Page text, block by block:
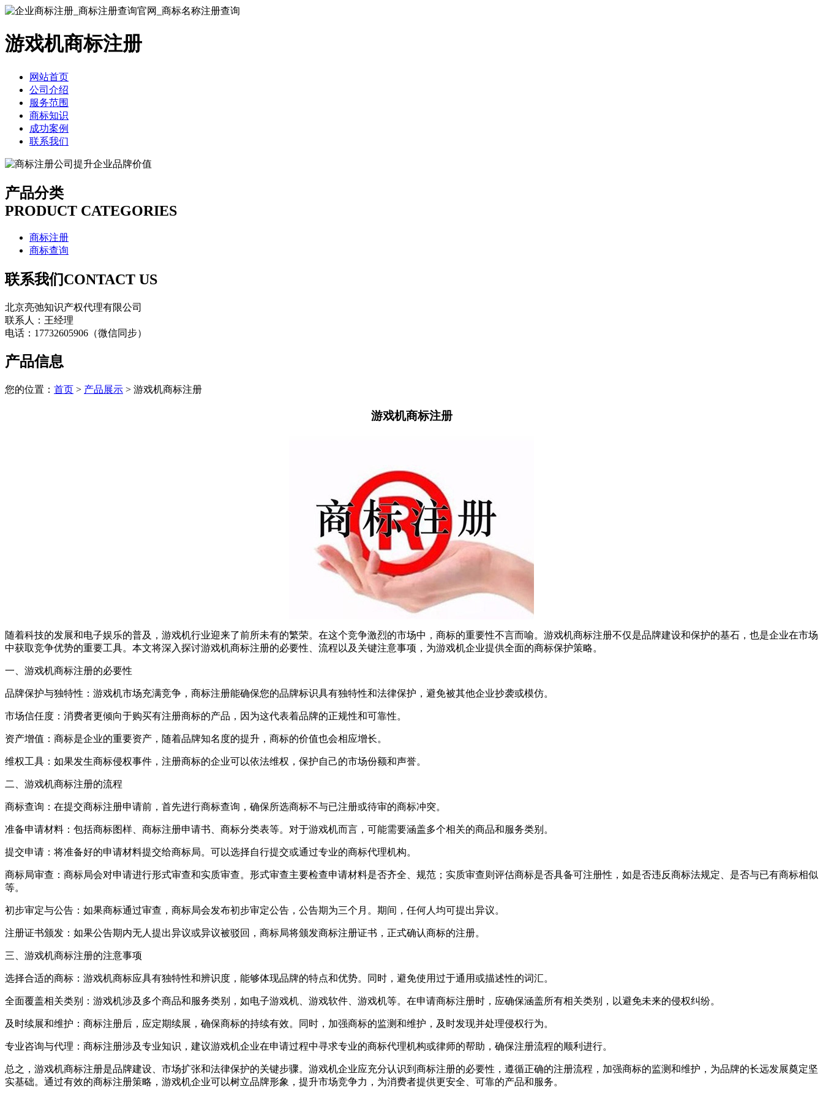
游戏机商标注册
网站首页
公司介绍
服务范围
商标知识
成功案例
联系我们
产品分类
PRODUCT CATEGORIES
商标注册
商标查询
联系我们CONTACT US
北京亮弛知识产权代理有限公司
联系人：王经理
电话：17732605906（微信同步）
产品信息
您的位置： 首页 > 产品展示 > 游戏机商标注册
游戏机商标注册
随着科技的发展和电子娱乐的普及，游戏机行业迎来了前所未有的繁荣。在这个竞争激烈的市场中，商标的重要性不言而喻。游戏机商标注册不仅是品牌建设和保护的基石，也是企业在市场
中获取竞争优势的重要工具。本文将深入探讨游戏机商标注册的必要性、流程以及关键注意事项，为游戏机企业提供全面的商标保护策略。
一、游戏机商标注册的必要性
品牌保护与独特性：游戏机市场充满竞争，商标注册能确保您的品牌标识具有独特性和法律保护，避免被其他企业抄袭或模仿。
市场信任度：消费者更倾向于购买有注册商标的产品，因为这代表着品牌的正规性和可靠性。
资产增值：商标是企业的重要资产，随着品牌知名度的提升，商标的价值也会相应增长。
维权工具：如果发生商标侵权事件，注册商标的企业可以依法维权，保护自己的市场份额和声誉。
二、游戏机商标注册的流程
商标查询：在提交商标注册申请前，首先进行商标查询，确保所选商标不与已注册或待审的商标冲突。
准备申请材料：包括商标图样、商标注册申请书、商标分类表等。对于游戏机而言，可能需要涵盖多个相关的商品和服务类别。
提交申请：将准备好的申请材料提交给商标局。可以选择自行提交或通过专业的商标代理机构。
商标局审查：商标局会对申请进行形式审查和实质审查。形式审查主要检查申请材料是否齐全、规范；实质审查则评估商标是否具备可注册性，如是否违反商标法规定、是否与已有商标相似
等。
初步审定与公告：如果商标通过审查，商标局会发布初步审定公告，公告期为三个月。期间，任何人均可提出异议。
注册证书颁发：如果公告期内无人提出异议或异议被驳回，商标局将颁发商标注册证书，正式确认商标的注册。
三、游戏机商标注册的注意事项
选择合适的商标：游戏机商标应具有独特性和辨识度，能够体现品牌的特点和优势。同时，避免使用过于通用或描述性的词汇。
全面覆盖相关类别：游戏机涉及多个商品和服务类别，如电子游戏机、游戏软件、游戏机等。在申请商标注册时，应确保涵盖所有相关类别，以避免未来的侵权纠纷。
及时续展和维护：商标注册后，应定期续展，确保商标的持续有效。同时，加强商标的监测和维护，及时发现并处理侵权行为。
专业咨询与代理：商标注册涉及专业知识，建议游戏机企业在申请过程中寻求专业的商标代理机构或律师的帮助，确保注册流程的顺利进行。
总之，游戏机商标注册是品牌建设、市场扩张和法律保护的关键步骤。游戏机企业应充分认识到商标注册的必要性，遵循正确的注册流程，加强商标的监测和维护，为品牌的长远发展奠定坚
实基础。通过有效的商标注册策略，游戏机企业可以树立品牌形象，提升市场竞争力，为消费者提供更安全、可靠的产品和服务。